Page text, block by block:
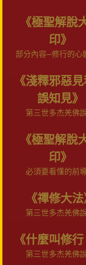
《極聖解脫
印》
部分內容─修行的心
《淺釋邪惡
誤知見》
第三世多杰羌佛
《極聖解脫
印》
必須要看懂的前
《禪修大法
第三世多杰羌佛
《什麼叫修行
第三世多杰羌佛